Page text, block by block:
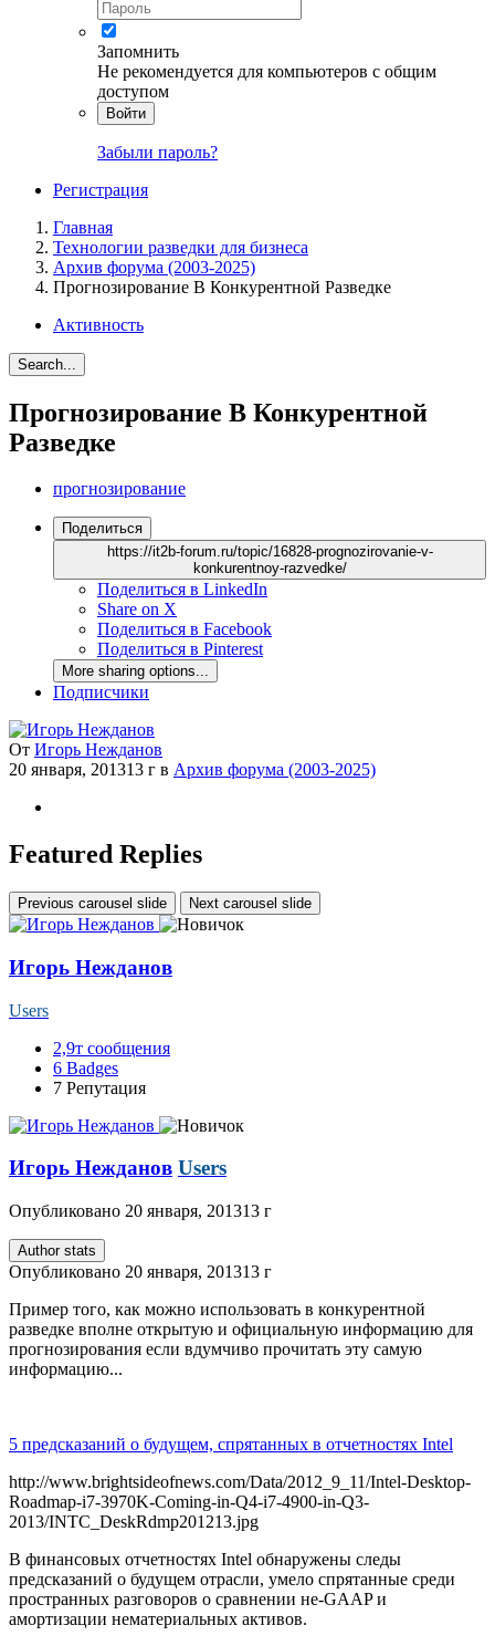
Запомнить
Не рекомендуется для компьютеров с общим
доступом
Войти
Забыли пароль?
Регистрация
Главная
Технологии разведки для бизнеса
Архив форума (2003-2025)
Прогнозирование В Конкурентной Разведке
Активность
Search...
Прогнозирование В Конкурентной
Разведке
прогнозирование
Поделиться
https://it2b-forum.ru/topic/16828-prognozirovanie-v-
konkurentnoy-razvedke/
Поделиться в LinkedIn
Share on X
Поделиться в Facebook
Поделиться в Pinterest
More sharing options...
Подписчики
От Игорь Нежданов
20 января, 201313 г в Архив форума (2003-2025)
Featured Replies
Previous carousel slide Next carousel slide
Игорь Нежданов
Users
2,9т сообщения
6 Badges
7 Репутация
Игорь Нежданов Users
Опубликовано 20 января, 201313 г
Author stats
Опубликовано 20 января, 201313 г
Пример того, как можно использовать в конкурентной
разведке вполне открытую и официальную информацию для
прогнозирования если вдумчиво прочитать эту самую
информацию...
5 предсказаний о будущем, спрятанных в отчетностях Intel
http://www.brightsideofnews.com/Data/2012_9_11/Intel-Desktop-
Roadmap-i7-3970K-Coming-in-Q4-i7-4900-in-Q3-
2013/INTC_DeskRdmp201213.jpg
В финансовых отчетностях Intel обнаружены следы
предсказаний о будущем отрасли, умело спрятанные среди
пространных разговоров о сравнении не-GAAP и
амортизации нематериальных активов.